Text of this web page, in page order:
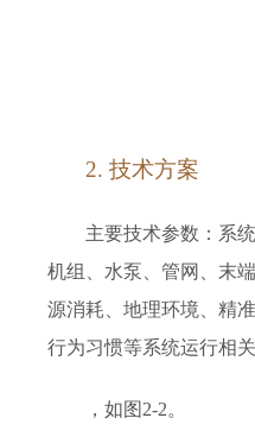
2. 技术方案
主要技术参数：系
机组、水泵、管网、末
源消耗、地理环境、精
行为习惯等系统运行相
，如图2-2。